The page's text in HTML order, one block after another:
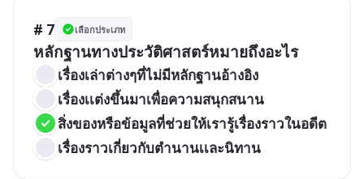
# 7 เลือกประเภท
หลักฐานทางประวัติศาสตร์หมายถึงอะไร
เรื่องเล่าต่างๆที่ไม่มีหลักฐานอ้างอิง
เรื่องเเต่งขึ้นมาเพื่อความสนุกสนาน
สิ่งของหรือข้อมูลที่ช่วยให้เรารู้เรื่องราวในอดีต
เรื่องราวเกี่ยวกับตำนานเเละนิทาน